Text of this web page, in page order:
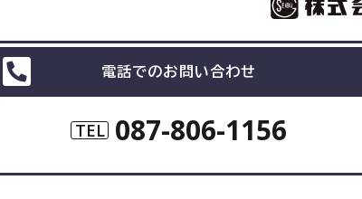
電話でのお問い合わせ
TEL 087-806-1156